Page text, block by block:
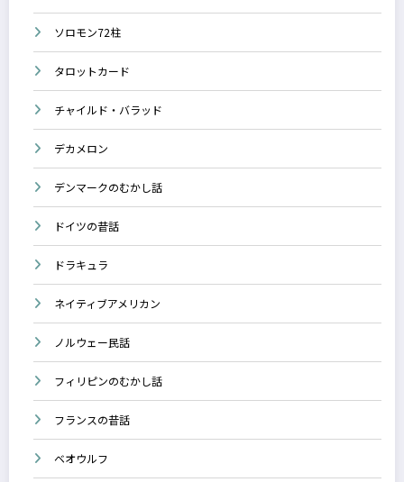
ソロモン72柱
タロットカード
チャイルド・バラッド
デカメロン
デンマークのむかし話
ドイツの昔話
ドラキュラ
ネイティブアメリカン
ノルウェー民話
フィリピンのむかし話
フランスの昔話
ベオウルフ